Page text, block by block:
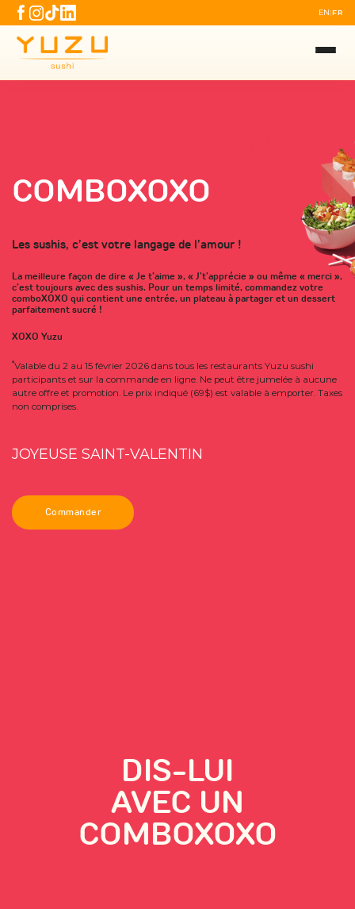
EN |FR
COMBOXOXO
Les sushis, c’est votre langage de l’amour !
La meilleure façon de dire « Je t’aime », « J’t’apprécie » ou même « merci »,
c’est toujours avec des sushis. Pour un temps limité, commandez votre
comboXOXO qui contient une entrée, un plateau à partager et un dessert
parfaitement sucré !
XOXO Yuzu
*Valable du 2 au 15 février 2026 dans tous les restaurants Yuzu sushi
participants et sur la commande en ligne. Ne peut être jumelée à aucune
autre offre et promotion. Le prix indiqué (69$) est valable à emporter. Taxes
non comprises.
JOYEUSE SAINT-VALENTIN
Commander
DIS-LUI
AVEC UN
COMBOXOXO